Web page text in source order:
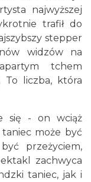
&
2026-09-18
najwyższej
trafił do
stepper
widzów na
tchem
To liczba, która
się - on wciąż
może być
przeżyciem,
zachwyca
taniec, jak i